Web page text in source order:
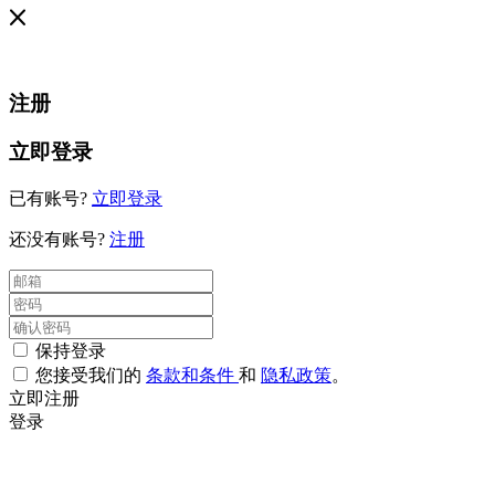
注册
立即登录
已有账号? 立即登录
还没有账号? 注册
保持登录
您接受我们的 条款和条件 和 隐私政策。
立即注册
登录